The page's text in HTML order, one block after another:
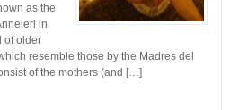
as the
in
of older
resemble those by the Madres del
of the mothers (and […]